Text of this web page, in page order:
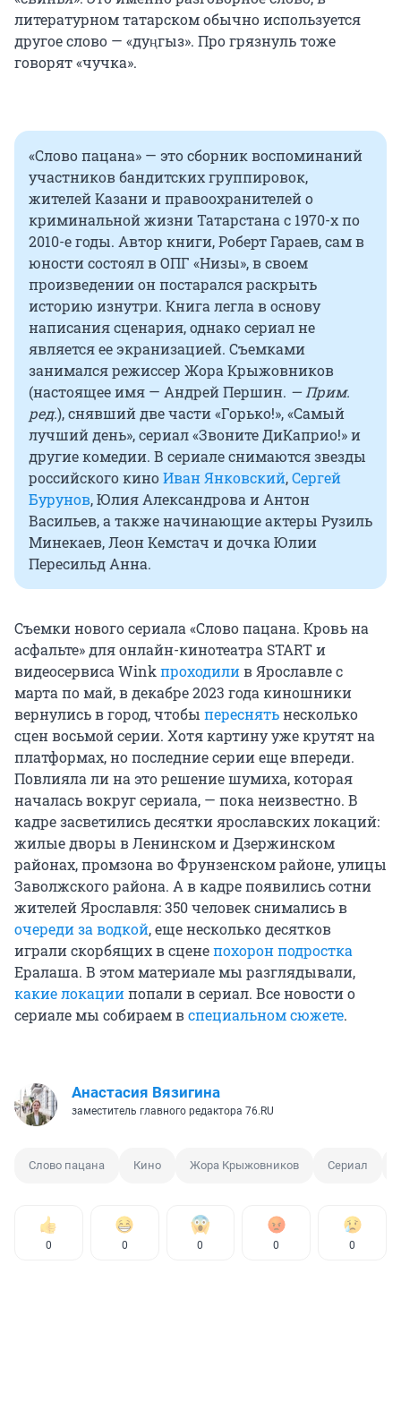
литературном татарском обычно используется
другое слово — «дуңгыз». Про грязнуль тоже
говорят «чучка».
«Слово пацана» — это сборник воспоминаний
участников бандитских группировок,
жителей Казани и правоохранителей о
криминальной жизни Татарстана с 1970-х по
2010-е годы. Автор книги, Роберт Гараев, сам в
юности состоял в ОПГ «Низы», в своем
произведении он постарался раскрыть
историю изнутри. Книга легла в основу
написания сценария, однако сериал не
является ее экранизацией. Съемками
занимался режиссер Жора Крыжовников
(настоящее имя — Андрей Першин. — Прим.
ред.), снявший две части «Горько!», «Самый
лучший день», сериал «Звоните ДиКаприо!» и
другие комедии. В сериале снимаются звезды
российского киноИван Янковский,Сергей
Бурунов, Юлия Александрова и Антон
Васильев, а также начинающие актеры Рузиль
Минекаев, Леон Кемстач и дочка Юлии
Пересильд Анна.
Съемки нового сериала «Слово пацана. Кровь на
асфальте» для онлайн-кинотеатра START и
видеосервиса Winkпроходилив Ярославле с
марта по май, в декабре 2023 года киношники
вернулись в город, чтобы переснятьнесколько
сцен восьмой серии. Хотя картину уже крутят на
платформах, но последние серии еще впереди.
Повлияла ли на это решение шумиха, которая
началась вокруг сериала, — пока неизвестно. В
кадре засветились десятки ярославских локаций:
жилые дворы в Ленинском и Дзержинском
районах, промзона во Фрунзенском районе, улицы
Заволжского района. А в кадре появились сотни
жителей Ярославля: 350 человек снимались в
очереди за водкой, еще несколько десятков
играли скорбящих в сценепохорон подростка
Ералаша. В этом материале мы разглядывали,
какие локациипопали в сериал. Все новости о
сериале мы собираем вспециальном сюжете.
Анастасия Вязигина
заместитель главного редактора 76.RU
Слово пацана Кино Жора Крыжовников Сериал
0 0 0 0 0